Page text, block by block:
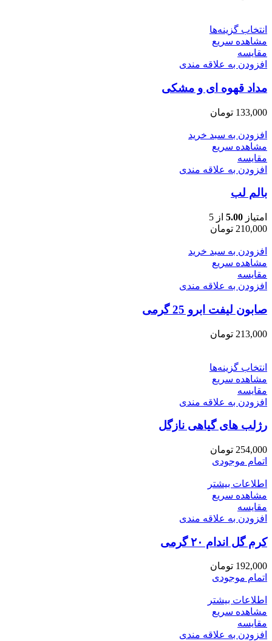
انتخاب گزینه‌ها
مشاهده سریع
مقایسه
افزودن به علاقه مندی
مداد قهوه ای و مشکی
133,000 تومان
افزودن به سبد خرید
مشاهده سریع
مقایسه
افزودن به علاقه مندی
بالم لب
امتیاز 5.00 از 5
210,000 تومان
افزودن به سبد خرید
مشاهده سریع
مقایسه
افزودن به علاقه مندی
صابون لیفت ابرو 25 گرمی
213,000 تومان
انتخاب گزینه‌ها
مشاهده سریع
مقایسه
افزودن به علاقه مندی
رژلب های گیاهی نازگل
254,000 تومان
اتمام موجودی
اطلاعات بیشتر
مشاهده سریع
مقایسه
افزودن به علاقه مندی
کرم گل اندام ۲۰ گرمی
192,000 تومان
اتمام موجودی
اطلاعات بیشتر
مشاهده سریع
مقایسه
افزودن به علاقه مندی